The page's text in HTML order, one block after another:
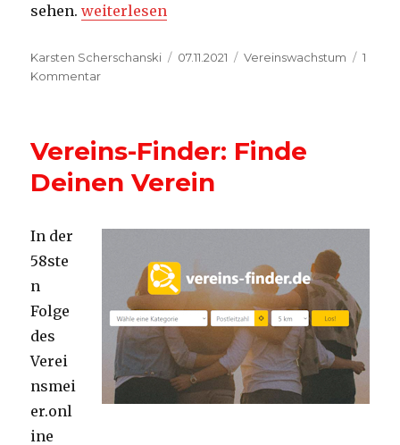
sehen.„Sponsoren gewinnen vor Ort“
weiterlesen
Autor
Karsten Scherschanski
Veröffentlicht
07.11.2021 Kategorien
Vereinswachstum
1
Kommentarzu
Ort
Vereins-Finder: Finde
Deinen Verein
In der
58ste
n
Folge
des
Verei
nsmei
er.onl
ine